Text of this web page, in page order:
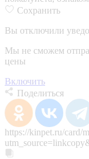
Сохранить
Вы отключили
Мы не сможем
цены
Включить
Поделиться
https://kinpet.ru/card/